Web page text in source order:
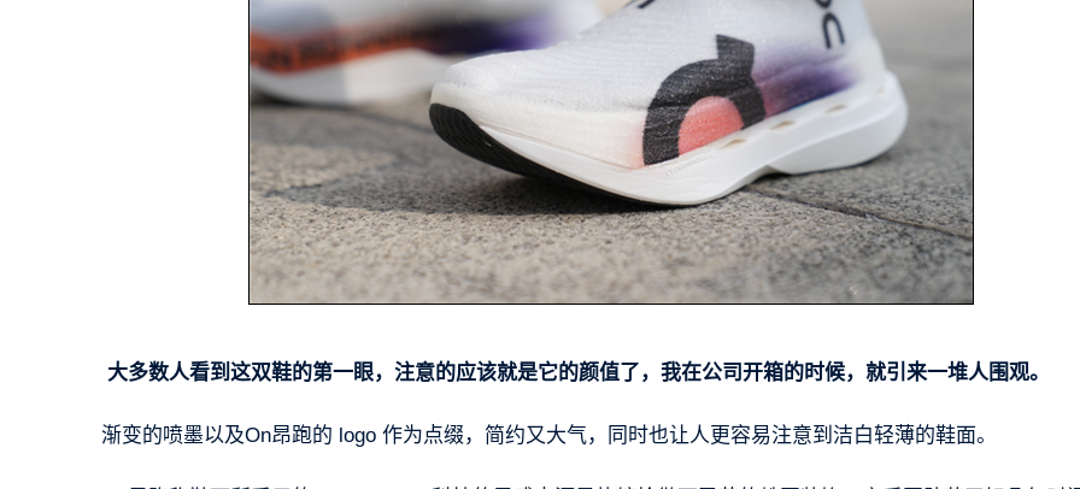
大多数人看到这双鞋的第一眼，注意的应该就是它的颜值了，我在公司开箱的时候，就引来一堆人围观。
渐变的喷墨以及On昂跑的 logo 作为点缀，简约又大气，同时也让人更容易注意到洁白轻薄的鞋面。